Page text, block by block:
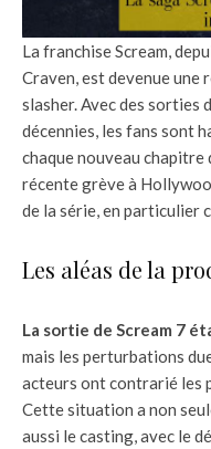
La franchise Scream,
Craven, est devenue
slasher. Avec des sorties
décennies, les fans sont
chaque nouveau chapitre
récente grève à
de la série, en particulier
Les aléas de la
La sortie de Scream 7
mais les perturbations
acteurs ont contrarié les
Cette situation a non
aussi le casting, avec le